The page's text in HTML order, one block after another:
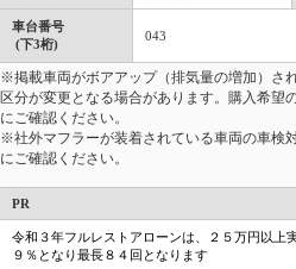
車台番号
(下3桁)
043
※掲載車両がボアアップ（排気量の増加）さ
区分が変更となる場合があります。購入希望
にご確認ください。
※社外マフラーが装着されている車両の車検
にご確認ください。
PR
令和３年フルレストアローンは、２５万円以上
９％となり最長８４回となります